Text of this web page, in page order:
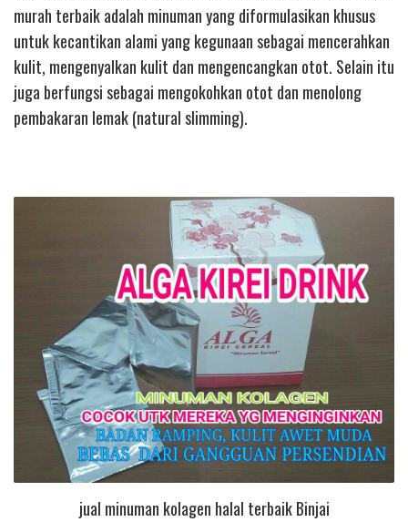
murah terbaik adalah minuman yang diformulasikan khusus
untuk kecantikan alami yang kegunaan sebagai mencerahkan
kulit, mengenyalkan kulit dan mengencangkan otot. Selain itu
juga berfungsi sebagai mengokohkan otot dan menolong
pembakaran lemak (natural slimming).
jual minuman kolagen halal terbaik Binjai